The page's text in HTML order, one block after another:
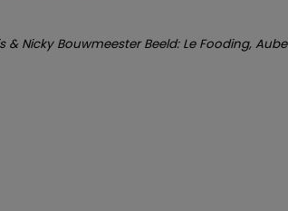
& Nicky Bouwmeester Beeld: Le Fooding,